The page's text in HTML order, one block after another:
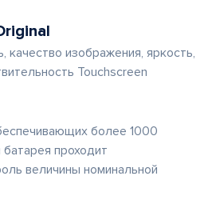
качество изображения, яркость,
Touchscreen
более 1000
проходит
величины номинальной